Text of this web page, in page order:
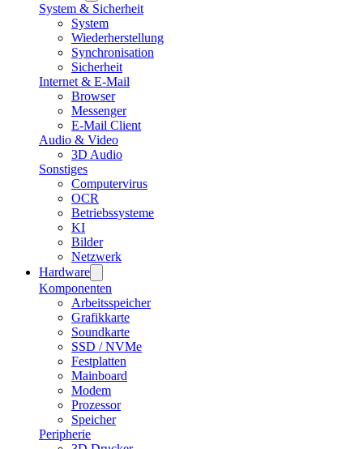
System & Sicherheit
System
Wiederherstellung
Synchronisation
Sicherheit
Internet & E-Mail
Browser
Messenger
E-Mail Client
Audio & Video
3D Audio
Sonstiges
Computervirus
OCR
Betriebssysteme
KI
Bilder
Netzwerk
Hardware
Komponenten
Arbeitsspeicher
Grafikkarte
Soundkarte
SSD / NVMe
Festplatten
Mainboard
Modem
Prozessor
Speicher
Peripherie